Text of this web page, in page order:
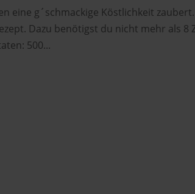
eine g´schmackige Köstlichkeit
Dazu benötigst du nicht mehr als 8
500...